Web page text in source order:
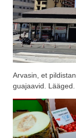
Arvasin, et
guajaavid. Lääged.